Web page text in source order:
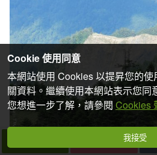
Cookie 使用同意
本網站使用 Cookies 以提昇您的
關資料。繼續使用本網站表示您同
您想進一步了解，請參閱 Cookies
我接受